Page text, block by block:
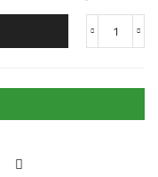
كمية
PH
Toner